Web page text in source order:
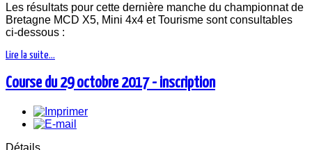
Les résultats pour cette dernière manche du championnat de
Bretagne MCD X5, Mini 4x4 et Tourisme sont consultables
ci-dessous :
Lire la suite...
Course du 29 octobre 2017 - inscription
Détails